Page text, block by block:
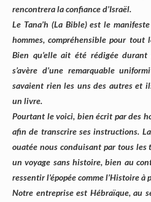
rencontrera la confiance d’Israël.
Le Tana’h (La Bible) est le
hommes, compréhensible pour tout
Bien qu’elle ait été rédigée
s’avère d’une remarquable
savaient rien les uns des autres et
un livre.
Pourtant le voici, bien écrit par des
afin de transcrire ses instructions.
ouatée nous conduisant par tous les
un voyage sans histoire, bien au
ressentir l’épopée comme l’Histoire à
Notre entreprise est Hébraïque, au